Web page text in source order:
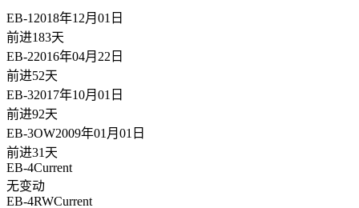
EB-1 2018年12月01日
前进183天
EB-22016年04月22日
前进52天
EB-32017年10月01日
前进92天
EB-3OW2009年01月01日
前进31天
EB-4Current
无变动
EB-4RWCurrent